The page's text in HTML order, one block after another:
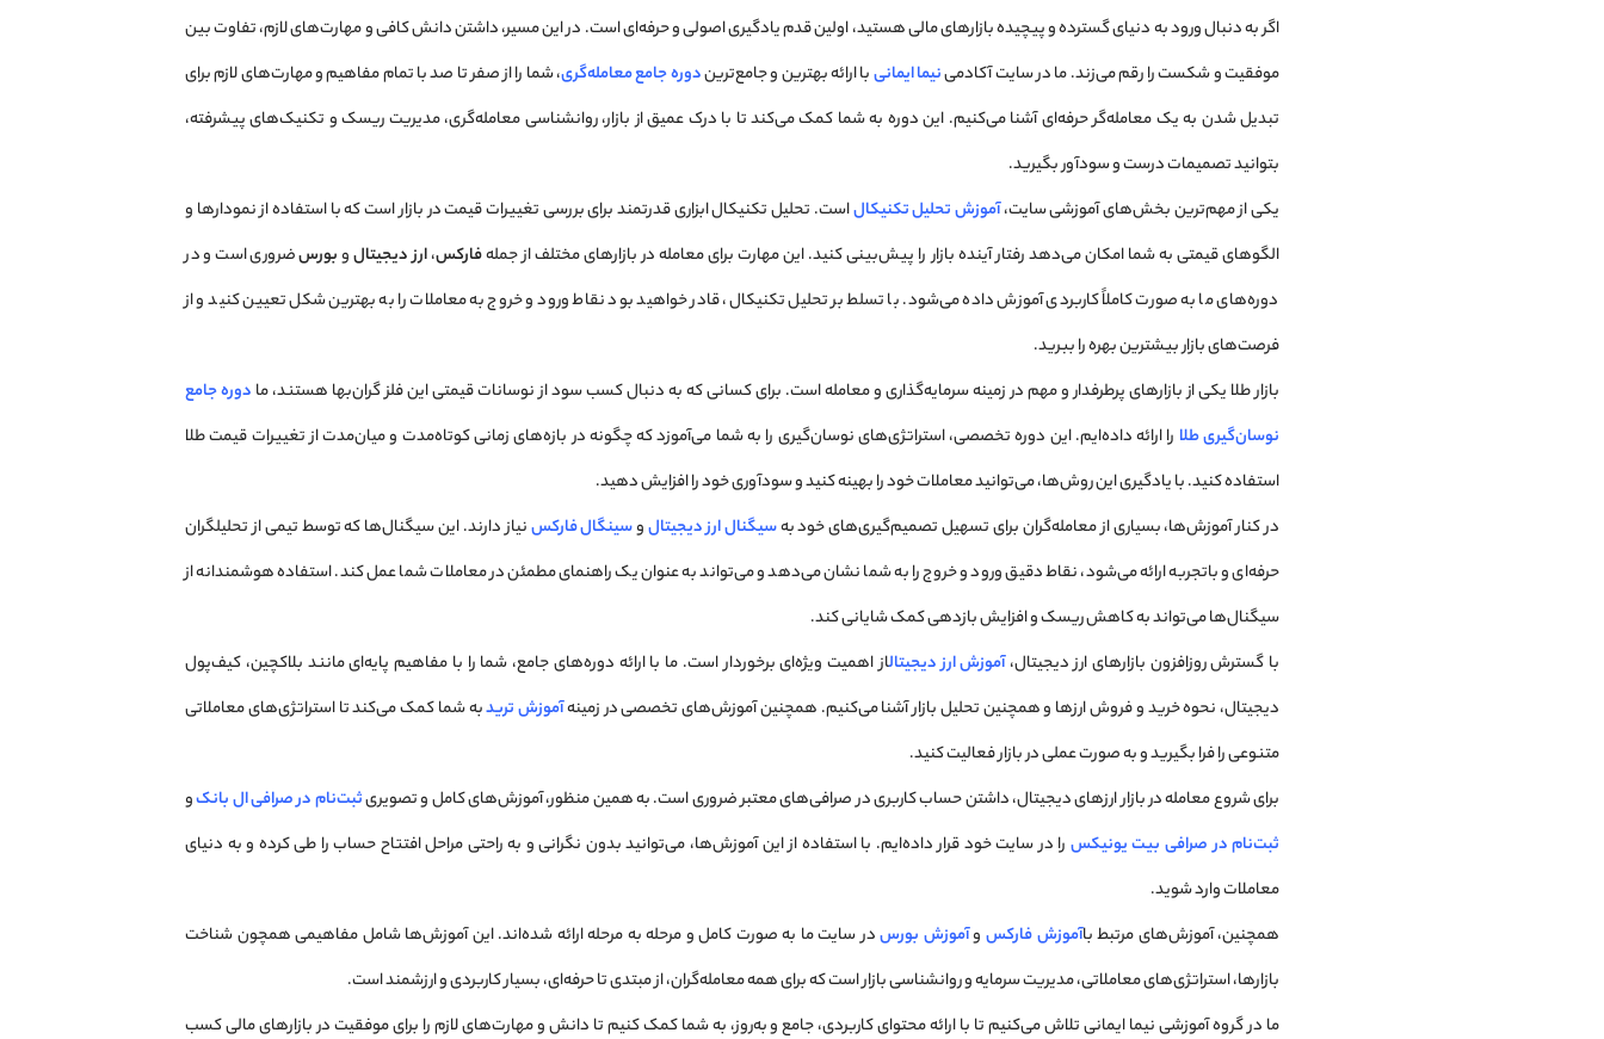
اگر به دنبال ورود به دنیای گسترده و پیچیده بازارهای مالی هستید، اولین قدم یادگیری اصولی و حرفه‌ای است. در این مسیر، داشتن دانش کافی و مهارت‌های لازم، تفاوت بین
موفقیت و شکست را رقم می‌زند. ما در سایت آکادمینیما ایمانیبا ارائه بهترین و جامع‌تریندوره جامع معامله‌گری، شما را از صفر تا صد با تمام مفاهیم و مهارت‌های لازم برای
تبدیل شدن به یک معامله‌گر حرفه‌ای آشنا می‌کنیم. این دوره به شما کمک می‌کند تا با درک عمیق از بازار، روانشناسی معامله‌گری، مدیریت ریسک و تکنیک‌های پیشرفته،
بتوانید تصمیمات درست و سودآور بگیرید.
یکی از مهم‌ترین بخش‌های آموزشی سایت،آموزش تحلیل تکنیکالاست. تحلیل تکنیکال ابزاری قدرتمند برای بررسی تغییرات قیمت در بازار است که با استفاده از نمودارها و
الگوهای قیمتی به شما امکان می‌دهد رفتار آینده بازار را پیش‌بینی کنید. این مهارت برای معامله در بازارهای مختلف از جملهفارکس،ارز دیجیتالوبورسضروری است و در
دوره‌های ما به صورت کاملاً کاربردی آموزش داده می‌شود. با تسلط بر تحلیل تکنیکال، قادر خواهید بود نقاط ورود و خروج به معاملات را به بهترین شکل تعیین کنید و از
فرصت‌های بازار بیشترین بهره را ببرید.
بازار طلا یکی از بازارهای پرطرفدار و مهم در زمینه سرمایه‌گذاری و معامله است. برای کسانی که به دنبال کسب سود از نوسانات قیمتی این فلز گران‌بها هستند، ما دوره جامع
نوسان‌گیری طلا را ارائه داده‌ایم. این دوره تخصصی، استراتژی‌های نوسان‌گیری را به شما می‌آموزد که چگونه در بازه‌های زمانی کوتاه‌مدت و میان‌مدت از تغییرات قیمت طلا
استفاده کنید. با یادگیری این روش‌ها، می‌توانید معاملات خود را بهینه کنید و سودآوری خود را افزایش دهید.
در کنار آموزش‌ها، بسیاری از معامله‌گران برای تسهیل تصمیم‌گیری‌های خود بهسیگنال ارز دیجیتالوسینگال فارکسنیاز دارند. این سیگنال‌ها که توسط تیمی از تحلیلگران
حرفه‌ای و باتجربه ارائه می‌شود، نقاط دقیق ورود و خروج را به شما نشان می‌دهد و می‌تواند به عنوان یک راهنمای مطمئن در معاملات شما عمل کند. استفاده هوشمندانه از
سیگنال‌ها می‌تواند به کاهش ریسک و افزایش بازدهی کمک شایانی کند.
با گسترش روزافزون بازارهای ارز دیجیتال،آموزش ارز دیجیتالاز اهمیت ویژه‌ای برخوردار است. ما با ارائه دوره‌های جامع، شما را با مفاهیم پایه‌ای مانند بلاکچین، کیف‌پول
دیجیتال، نحوه خرید و فروش ارزها و همچنین تحلیل بازار آشنا می‌کنیم. همچنین آموزش‌های تخصصی در زمینهآموزش تریدبه شما کمک می‌کند تا استراتژی‌های معاملاتی
متنوعی را فرا بگیرید و به صورت عملی در بازار فعالیت کنید.
برای شروع معامله در بازار ارزهای دیجیتال، داشتن حساب کاربری در صرافی‌های معتبر ضروری است. به همین منظور، آموزش‌های کامل و تصویریثبت‌نام در صرافی ال بانکو
ثبت‌نام در صرافی بیت یونیکس را در سایت خود قرار داده‌ایم. با استفاده از این آموزش‌ها، می‌توانید بدون نگرانی و به راحتی مراحل افتتاح حساب را طی کرده و به دنیای
معاملات وارد شوید.
همچنین، آموزش‌های مرتبط باآموزش فارکس وآموزش بورسدر سایت ما به صورت کامل و مرحله به مرحله ارائه شده‌اند. این آموزش‌ها شامل مفاهیمی همچون شناخت
بازارها، استراتژی‌های معاملاتی، مدیریت سرمایه و روانشناسی بازار است که برای همه معامله‌گران، از مبتدی تا حرفه‌ای، بسیار کاربردی و ارزشمند است.
ما در گروه آموزشی نیما ایمانی تلاش می‌کنیم تا با ارائه محتوای کاربردی، جامع و به‌روز، به شما کمک کنیم تا دانش و مهارت‌های لازم را برای موفقیت در بازارهای مالی کسب